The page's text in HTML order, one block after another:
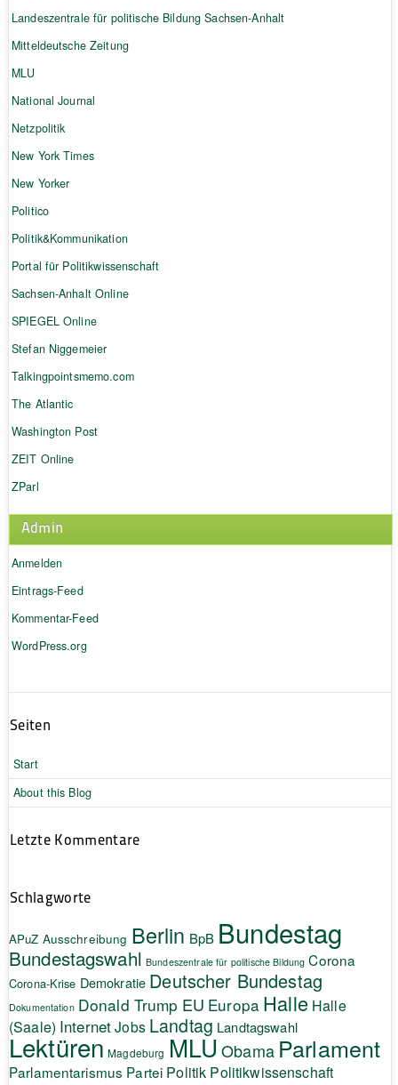
Landeszentrale für politische Bildung Sachsen-Anhalt
Mitteldeutsche Zeitung
MLU
National Journal
Netzpolitik
New York Times
New Yorker
Politico
Politik&Kommunikation
Portal für Politikwissenschaft
Sachsen-Anhalt Online
SPIEGEL Online
Stefan Niggemeier
Talkingpointsmemo.com
The Atlantic
Washington Post
ZEIT Online
ZParl
Admin
Anmelden
Eintrags-Feed
Kommentar-Feed
WordPress.org
Seiten
Start
About this Blog
Letzte Kommentare
Schlagworte
APuZ Ausschreibung Berlin BpB Bundestag
Bundestagswahl Bundeszentrale für politische Bildung Corona
Corona-Krise Demokratie Deutscher Bundestag
Dokumentation Donald Trump EU Europa Halle Halle
(Saale) InternetJobs Landtag Landtagswahl
Lektüren Magdeburg MLU Obama Parlament
Parlamentarismus Partei Politik Politikwissenschaft